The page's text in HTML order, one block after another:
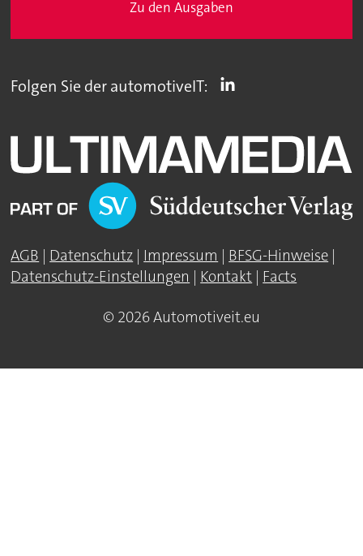
Zu den Ausgaben
Folgen Sie der automotiveIT:
AGB | Datenschutz | Impressum | BFSG-Hinweise |
Datenschutz-Einstellungen | Kontakt | Facts
© 2026 Automotiveit.eu